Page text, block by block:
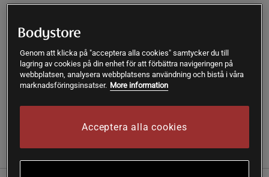
Stress B-Complex är ett B-vitaminkomplex från Thorne
Research Inc med fokus på pantotensyra, som bland annat
bidrar till en normal mental prestationsförmåga.
Genom att klicka på "acceptera alla cookies" samtycker du till
lagring av cookies på din enhet för att förbättra navigeringen på
webbplatsen, analysera webbplatsens användning och bistå i våra
marknadsföringsinsatser. More information
Acceptera alla cookies